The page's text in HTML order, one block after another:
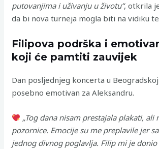
putovanjima i uživanju u životu“, otkrila
da bi nova turneja mogla biti na vidiku
Filipova podrška i
koji će pamtiti zauvijek
Dan posljednjeg koncerta u
posebno emotivan za Aleksandru.
„Tog dana nisam prestajala plakati, ali
pozornice. Emocije su me preplavile jer
jednog divnog poglavlja. Filip mi je donio